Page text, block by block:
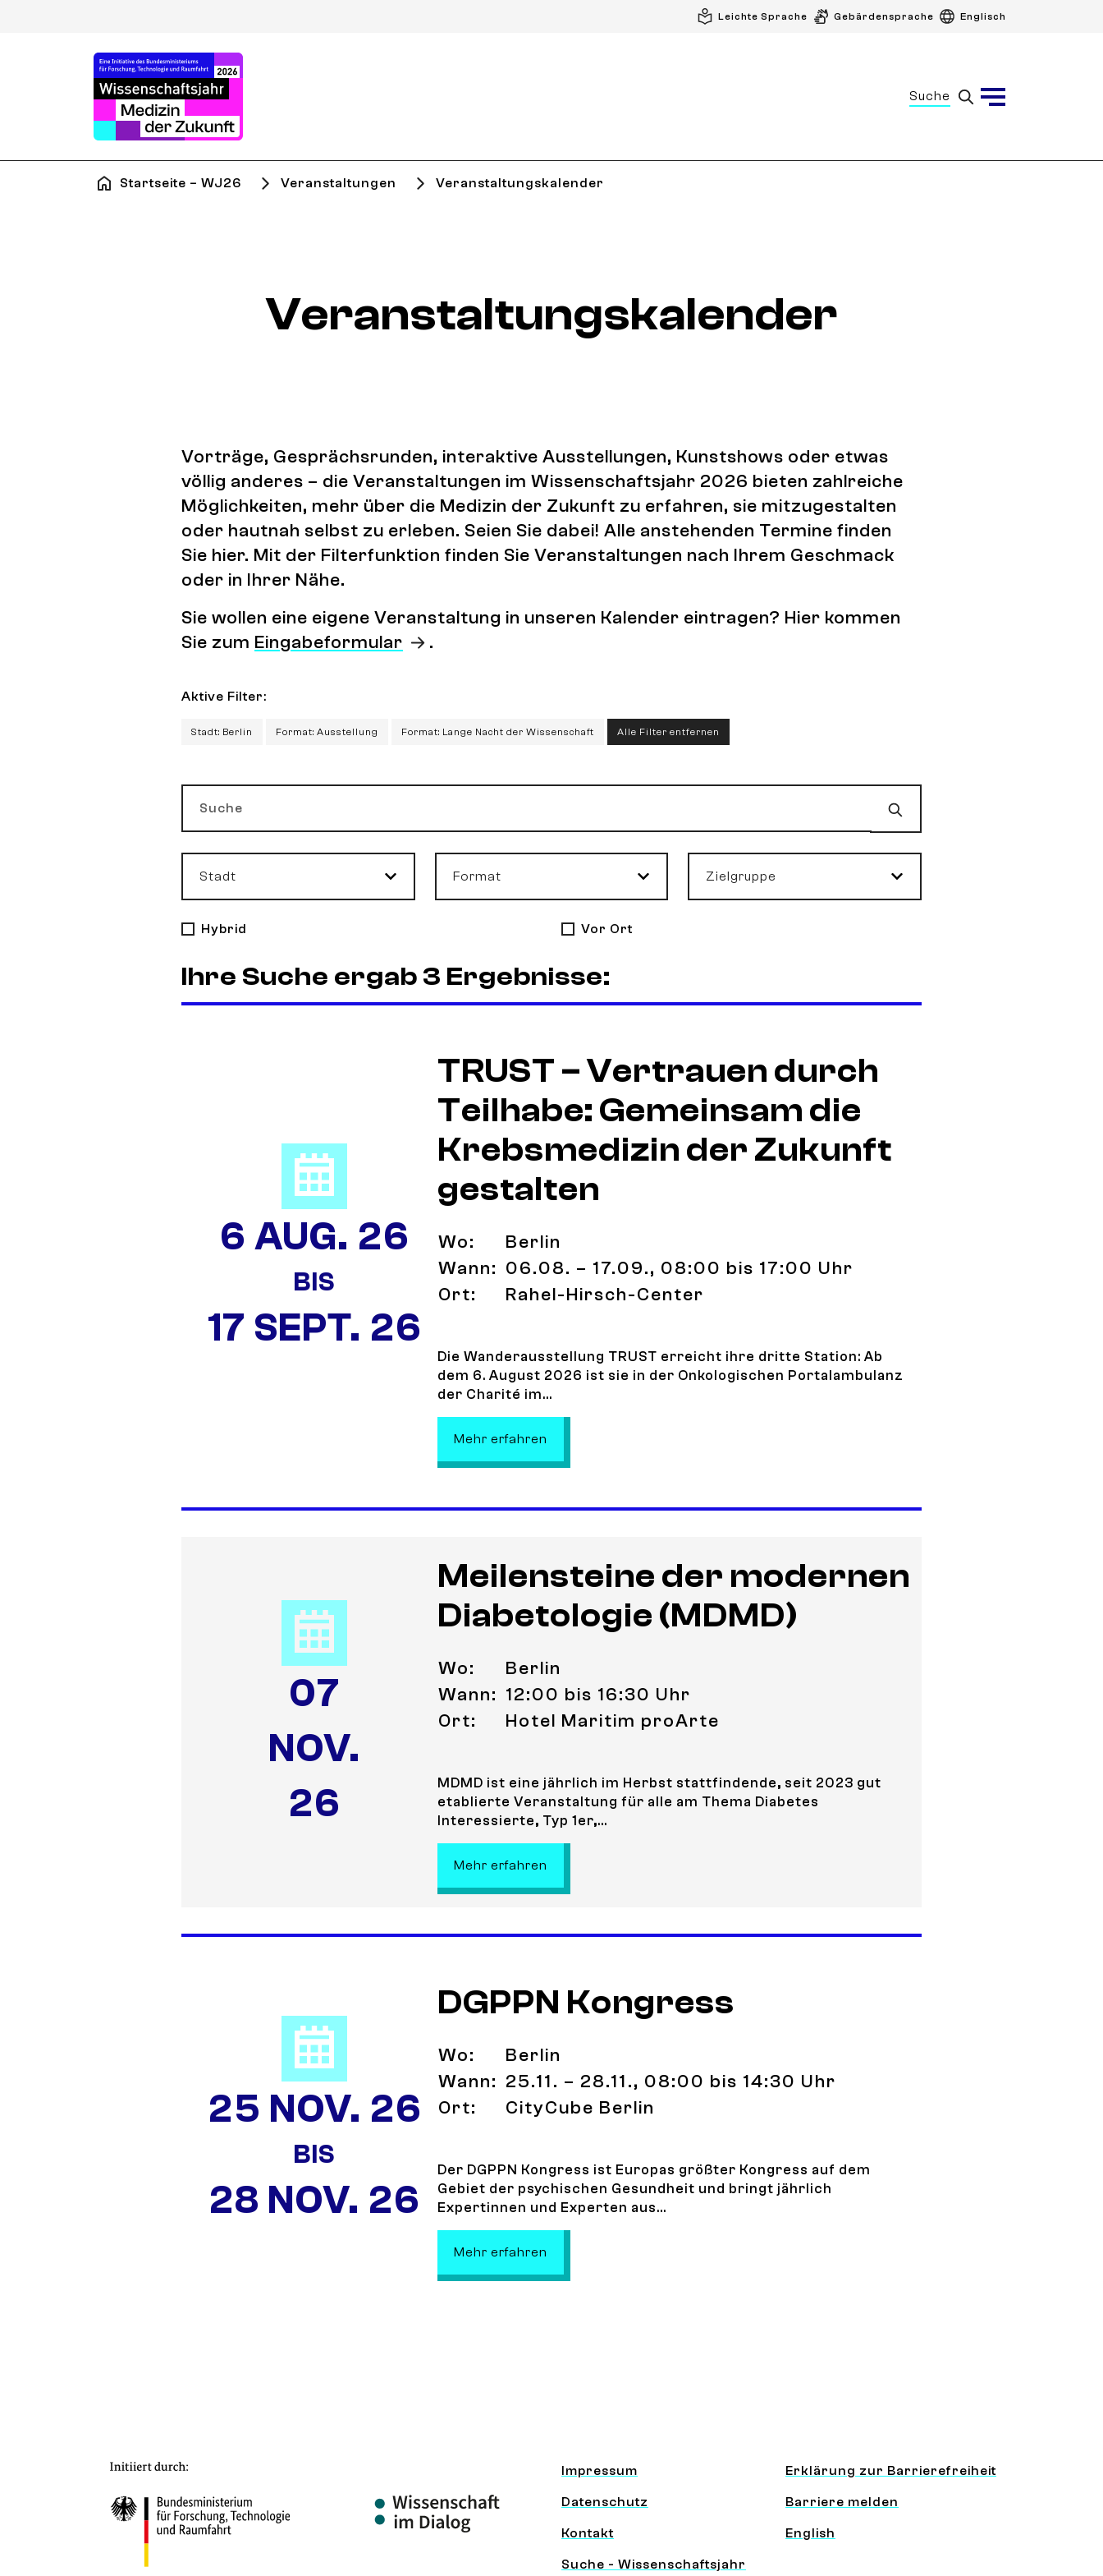
Leichte Sprache Gebärdensprache Englisch
Suche
Startseite – WJ26 Veranstaltungen Veranstaltungskalender
Veranstaltungskalender
Vorträge, Gesprächsrunden, interaktive Ausstellungen, Kunstshows oder etwas
völlig anderes – die Veranstaltungen im Wissenschaftsjahr 2026 bieten zahlreiche
Möglichkeiten, mehr über die Medizin der Zukunft zu erfahren, sie mitzugestalten
oder hautnah selbst zu erleben. Seien Sie dabei! Alle anstehenden Termine finden
Sie hier. Mit der Filterfunktion finden Sie Veranstaltungen nach Ihrem Geschmack
oder in Ihrer Nähe.
Sie wollen eine eigene Veranstaltung in unseren Kalender eintragen? Hier kommen
Sie zum Eingabeformular .
Aktive Filter:
Stadt: Berlin Format: Ausstellung Format: Lange Nacht der Wissenschaft Alle Filter entfernen
Suche
Stadt Format Zielgruppe
Hybrid Vor Ort
Ihre Suche ergab 3 Ergebnisse:
6 AUG. 26
BIS
17 SEPT. 26
TRUST – Vertrauen durch
Teilhabe: Gemeinsam die
Krebsmedizin der Zukunft
gestalten
Wo:
Berlin
Wann: 06.08. – 17.09., 08:00 bis 17:00 Uhr
Ort:
Rahel-Hirsch-Center
Die Wanderausstellung TRUST erreicht ihre dritte Station: Ab
dem 6. August 2026 ist sie in der Onkologischen Portalambulanz
der Charité im...
Mehr erfahren
07
NOV.
26
Meilensteine der modernen
Diabetologie (MDMD)
Wo:
Berlin
Wann: 12:00 bis 16:30 Uhr
Ort:
Hotel Maritim proArte
MDMD ist eine jährlich im Herbst stattfindende, seit 2023 gut
etablierte Veranstaltung für alle am Thema Diabetes
Interessierte, Typ 1er,...
Mehr erfahren
25 NOV. 26
BIS
28 NOV. 26
DGPPN Kongress
Wo:
Berlin
Wann: 25.11. – 28.11., 08:00 bis 14:30 Uhr
Ort:
CityCube Berlin
Der DGPPN Kongress ist Europas größter Kongress auf dem
Gebiet der psychischen Gesundheit und bringt jährlich
Expertinnen und Experten aus...
Mehr erfahren
Information und Service
Impressum Erklärung zur Barrierefreiheit
Datenschutz Barriere melden
Kontakt English
Suche - Wissenschaftsjahr